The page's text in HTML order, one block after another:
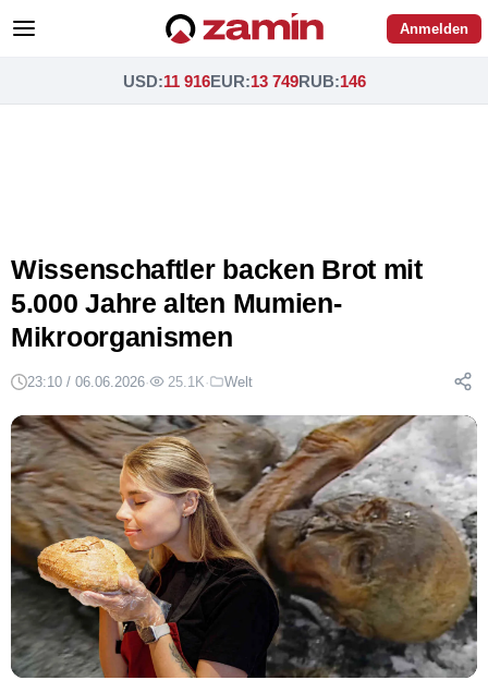
Anmelden
USD:11 916EUR:13 749RUB:146
Wissenschaftler backen Brot mit
5.000 Jahre alten Mumien-
Mikroorganismen
23:10 / 06.06.2026· 25.1K· Welt